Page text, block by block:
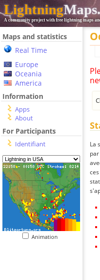
Lightning
A community project with free lightning maps
Maps and statistics
Real Time
Europe
Oceania
America
Information
Apps
About
For Participants
Identifiant
Animation
La